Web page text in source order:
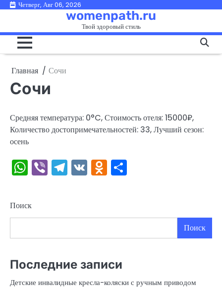
ПерейтиЧетверг, Авг 06, 2026
womenpath.ru
Твой здоровый стиль
Главная Сочи
Сочи
Средняя температура: 0°C, Стоимость отеля: 15000₽,
Количество достопримечательностей: 33, Лучший сезон:
осень
WhatsApp
ViberTelegram
VKOdnoklassniki
Поиск
Поиск
Последние записи
Детские инвалидные кресла-коляски с ручным приводом